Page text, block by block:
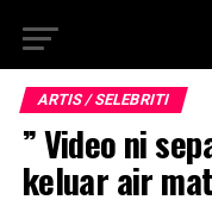
ARTIS / SELEBRITI
” Video ni
keluar air